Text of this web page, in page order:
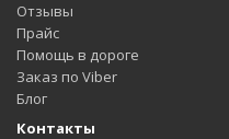
Отзывы
Прайс
Помощь в дороге
Заказ по Viber
Блог
Контакты